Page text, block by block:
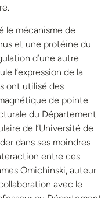
le mécanisme de
et une protéine du
d’une autre
l’expression de la
ont utilisé des
de pointe
du Département
de l’Université de
dans ses moindres
entre ces
Omichinski, auteur
avec le